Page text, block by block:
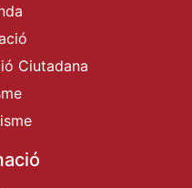
Ciutadana